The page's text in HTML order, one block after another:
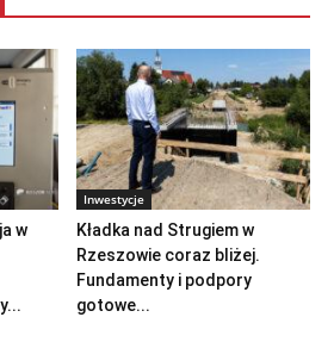
w
Inwestycje
Kładka nad Strugiem w
Rzeszowie coraz bliżej.
Fundamenty i podpory
gotowe...